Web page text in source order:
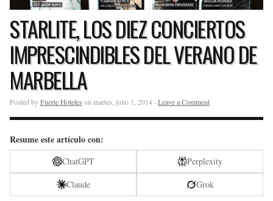
STARLITE, LOS DIEZ CONCIERTOS
IMPRESCINDIBLES DEL VERANO DE
MARBELLA
Posted byFuerte Hoteles on martes, julio 1, 2014 · Leave a Comment
Resume este artículo con:
ChatGPT
Perplexity
Claude
Grok